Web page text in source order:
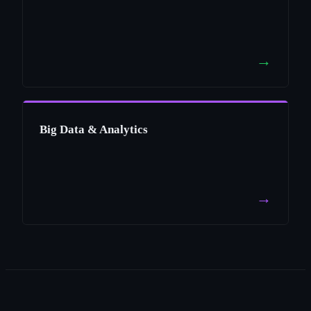
→
Big Data & Analytics
→